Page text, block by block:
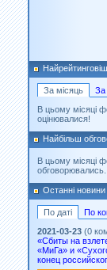
За місяць
За
В цьому місяці
оцінювалися!
Найбільш
В цьому місяці
обговорювались.
Останні новини
По даті
По
2021-03-23 (0
«Сбиты на
«МиГа» и
конец